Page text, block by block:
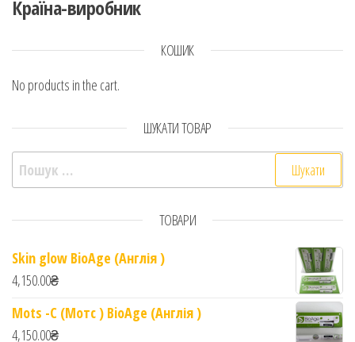
Країна-виробник
КОШИК
No products in the cart.
ШУКАТИ ТОВАР
Пошук:
ТОВАРИ
Skin glow BioAge (Англія )
4,150.00₴
Mots -C (Мотс ) BioAge (Англія )
4,150.00₴